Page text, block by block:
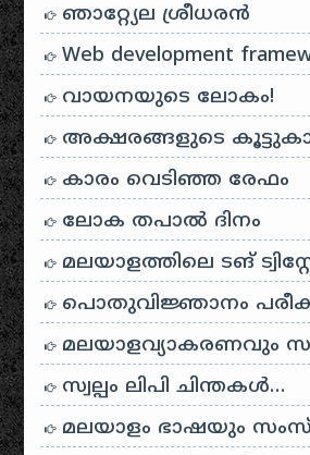
ഞാറ്റ്യേല ശ്രീധരൻ
Web development
വായനയുടെ ലോകം!
അക്ഷരങ്ങളുടെ
കാരം വെടിഞ്ഞ രേഫം
ലോക തപാൽ ദിനം
മലയാളത്തിലെ ടങ്
പൊതുവിജ്ഞാനം
മലയാളവ്യാകരണവും
സ്വല്പം ലിപി ചിന്തകൾ…
മലയാളം ഭാഷയും